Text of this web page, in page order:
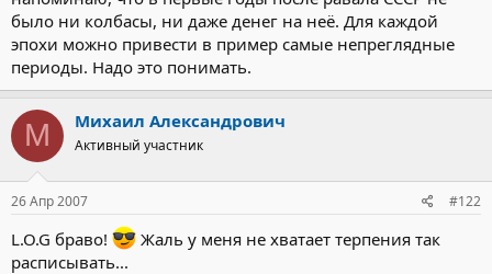
было ни колбасы, ни даже денег на неё. Для каждой
эпохи можно привести в пример самые непреглядные
периоды. Надо это понимать.
М Михаил Александрович
Активный участник
26 Апр 2007 #122
L.O.G браво!
Жаль у меня не хватает терпения так
расписывать...